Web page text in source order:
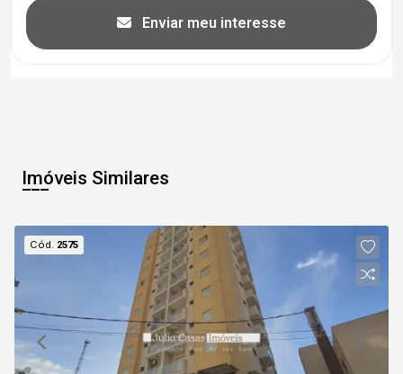
Enviar meu interesse
Imóveis Similares
Cód. 2575